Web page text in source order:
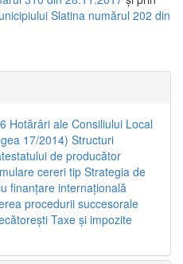
Slatina numărul 202 din
Hotărâri ale Consiliului Local
17/2014) Structuri
de producător
cereri tipStrategia de
finanţare internaţională
procedurii succesorale
Taxe şi impozite